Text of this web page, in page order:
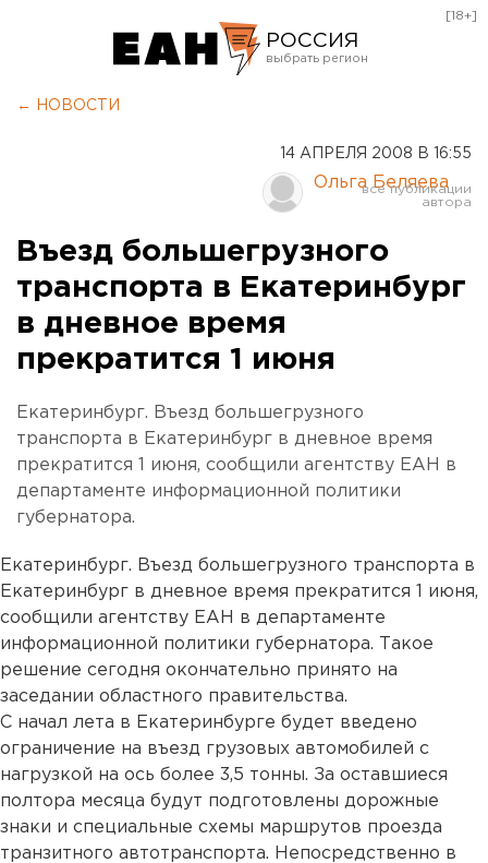
РОССИЯ
Курган
Оренбург
[18+]
← НОВОСТИ
14 АПРЕЛЯ 2008 В 16:55
Ольга Беляева
Въезд большегрузного
транспорта в Екатеринбург
в дневное время
прекратится 1 июня
Екатеринбург. Въезд большегрузного
транспорта в Екатеринбург в дневное время
прекратится 1 июня, сообщили агентству ЕАН в
департаменте информационной политики
губернатора.
Екатеринбург. Въезд большегрузного транспорта в
Екатеринбург в дневное время прекратится 1 июня,
сообщили агентству ЕАН в департаменте
информационной политики губернатора. Такое
решение сегодня окончательно принято на
заседании областного правительства.
С начал лета в Екатеринбурге будет введено
ограничение на въезд грузовых автомобилей с
нагрузкой на ось более 3,5 тонны. За оставшиеся
полтора месяца будут подготовлены дорожные
знаки и специальные схемы маршрутов проезда
транзитного автотранспорта. Непосредственно в